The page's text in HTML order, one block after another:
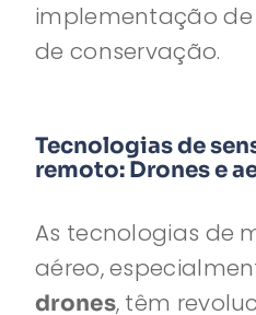
implementação
de conservação.
Tecnologias de
remoto: Drones e
As tecnologias de
aéreo,
drones, têm